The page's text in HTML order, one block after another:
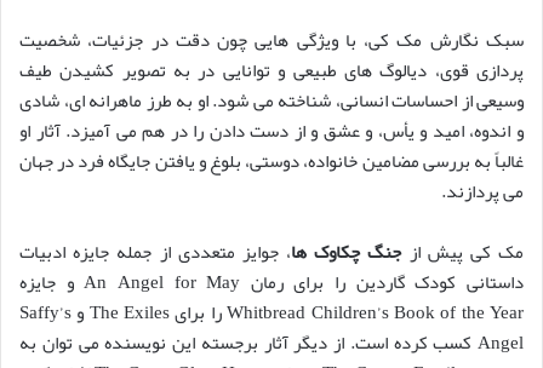
سبک نگارش مک کی، با ویژگی هایی چون دقت در جزئیات، شخصیت
پردازی قوی، دیالوگ های طبیعی و توانایی در به تصویر کشیدن طیف
وسیعی از احساسات انسانی، شناخته می شود. او به طرز ماهرانه ای، شادی
و اندوه، امید و یأس، و عشق و از دست دادن را در هم می آمیزد. آثار او
غالباً به بررسی مضامین خانواده، دوستی، بلوغ و یافتن جایگاه فرد در جهان
می پردازند.
مک کی پیش ازجنگ چکاوک ها، جوایز متعددی از جمله جایزه ادبیات
داستانی کودک گاردین را برای رمان An Angel for May و جایزه
Whitbread Children’s Book of the Year را برای The Exiles و Saffy’s
Angel کسب کرده است. از دیگر آثار برجسته این نویسنده می توان به